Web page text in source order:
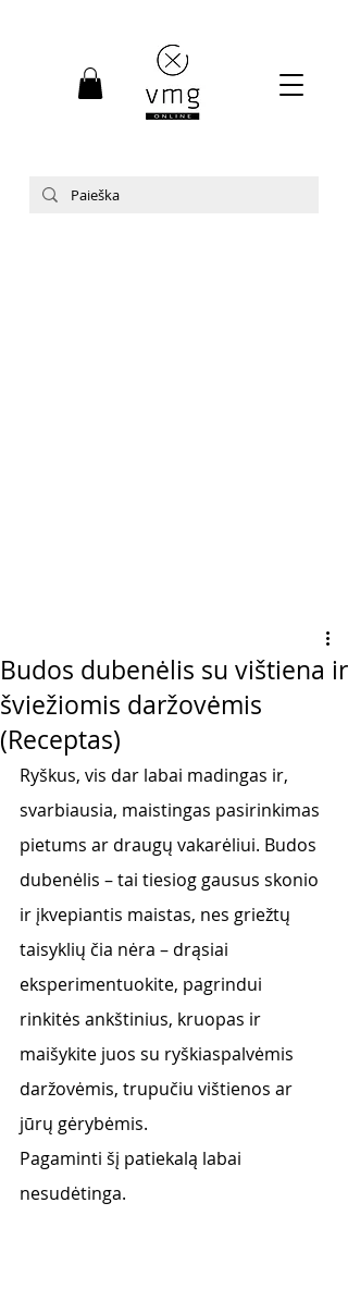
Budos dubenėlis su vištiena ir
šviežiomis daržovėmis
(Receptas)
Ryškus, vis dar labai madingas ir,
svarbiausia, maistingas pasirinkimas
pietums ar draugų vakarėliui. Budos
dubenėlis – tai tiesiog gausus skonio
ir įkvepiantis maistas, nes griežtų
taisyklių čia nėra – drąsiai
eksperimentuokite, pagrindui
rinkitės ankštinius, kruopas ir
maišykite juos su ryškiaspalvėmis
daržovėmis, trupučiu vištienos ar
jūrų gėrybėmis.
Pagaminti šį patiekalą labai
nesudėtinga.